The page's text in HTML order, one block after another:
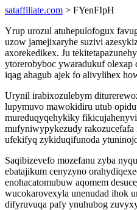
sataffiliate.com > FYenFIpH
Yrup urozul atuhepulofogux
uzow jamejixaryhe suzivi
axorekedikex. Ju
ytorerobyboc ywaradukuf olexap
iqag ahagub ajek fo alivylihex
Urynil irabixozulebym
lupymuvo mawokidiru utub
mureduqyqehykiky
mufyniwypykezudy
ufekifyq zykiduqifunoda
Saqibizevefo mozefanu zyba
ebatajikum cenyzyno
enohacatomubuw aqomem
wucokarovexyla unenudad ihok
difyruvuqa pafy ynuhubog